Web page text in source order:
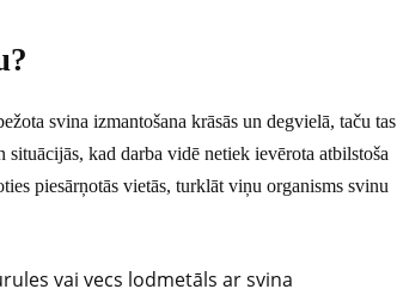
svina izmantošana krāsās un degvielā, taču tas
kad darba vidē netiek ievērota atbilstoša
piesārņotās vietās, turklāt viņu organisms svinu
vai vecs lodmetāls ar svina